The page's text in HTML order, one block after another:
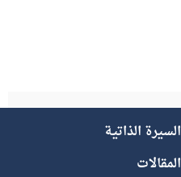
السيرة الذاتية
المقالات